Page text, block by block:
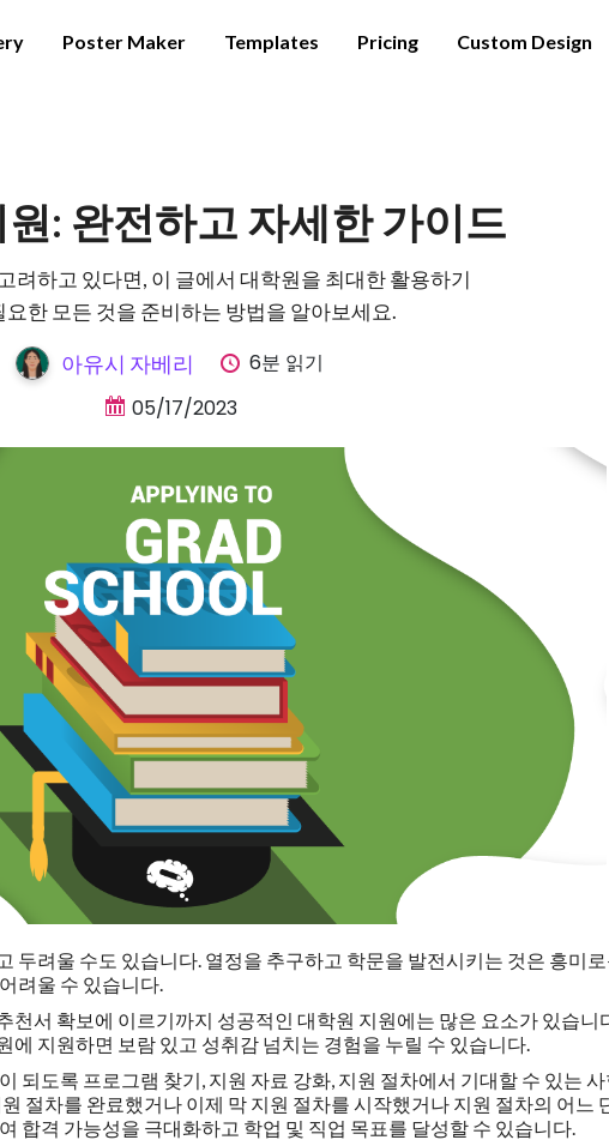
Poster Maker Templates Pricing Custom Design
: 완전하고 자세한 가이드
려하고 있다면, 이 글에서 대학원을 최대한 활용하기
요한 모든 것을 준비하는 방법을 알아보세요.
아유시 자베리
6분 읽기
05/17/2023
두려울 수도 있습니다. 열정을 추구하고 학문을 발전시키는 것은 흥미
려울 수 있습니다.
천서 확보에 이르기까지 성공적인 대학원 지원에는 많은 요소가 있습니
에 지원하면 보람 있고 성취감 넘치는 경험을 누릴 수 있습니다.
되도록 프로그램 찾기, 지원 자료 강화, 지원 절차에서 기대할 수 있는
절차를 완료했거나 이제 막 지원 절차를 시작했거나 지원 절차의 어느
합격 가능성을 극대화하고 학업 및 직업 목표를 달성할 수 있습니다.